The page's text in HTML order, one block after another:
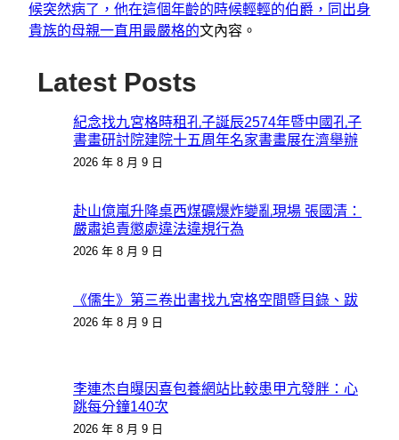
候突然病了，他在這個年齡的時候輕輕的伯爵，同出身
貴族的母親一直用最嚴格的文內容。
Latest Posts
紀念找九宮格時租孔子誕辰2574年暨中國孔子
書畫研討院建院十五周年名家書畫展在濟舉辦
2026 年 8 月 9 日
赴山億嵐升降桌西煤礦爆炸變亂現場 張國清：
嚴肅追責懲處違法違規行為
2026 年 8 月 9 日
《儒生》第三卷出書找九宮格空間暨目錄、跋
2026 年 8 月 9 日
李連杰自曝因喜包養網站比較患甲亢發胖：心
跳每分鐘140次
2026 年 8 月 9 日